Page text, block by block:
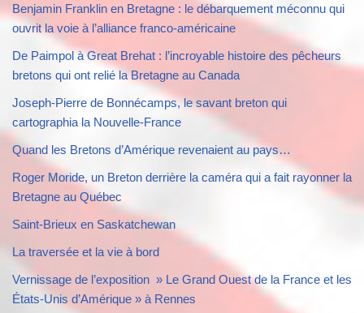
Benjamin Franklin en Bretagne : le débarquement méconnu qui
ouvrit la voie à l’alliance franco-américaine
De Paimpol à Great Brehat : l’incroyable histoire des pêcheurs
bretons qui ont relié la Bretagne au Canada
Joseph-Pierre de Bonnécamps, le savant breton qui
cartographia la Nouvelle-France
Quand les Bretons d’Amérique revenaient au pays…
Roger Moride, un Breton derrière la caméra qui a fait rayonner la
Bretagne au Québec
Saint-Brieux en Saskatchewan
La traversée et la vie à bord
Vernissage de l’exposition » Le Grand Ouest de la France et les
États-Unis d’Amérique » à Rennes